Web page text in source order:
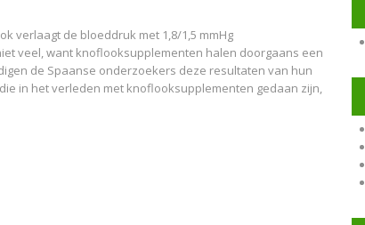
verlaagt de bloeddruk met 1,8/1,5 mmHg
veel, want knoflooksupplementen halen doorgaans een
de Spaanse onderzoekers deze resultaten van hun
in het verleden met knoflooksupplementen gedaan zijn,